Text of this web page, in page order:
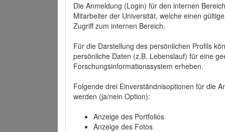
Die Anmeldung (Login) für den internen
Mitarbeiter der Universität, welche einen
Zugriff zum internen Bereich.
Für die Darstellung des persönlichen Profils
persönliche Daten (z.B. Lebenslauf) für eine
Forschungsinformationssystem erheben.
Folgende drei Einverständnisoptionen für die
werden (ja/nein Option):
Anzeige des Portfolios
Anzeige des Fotos